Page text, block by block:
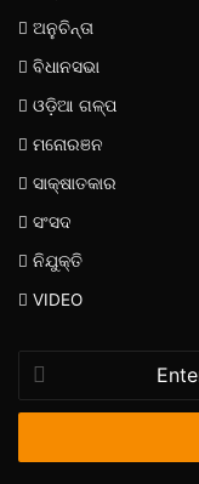
ଅନୁଚିନ୍ତା
ବିଧାନସଭା
ଓଡ଼ିଆ ଗଳ୍ପ
ମନୋରଞନ
ସାକ୍ଷାତକାର
ସଂସଦ
ନିଯୁକ୍ତି
VIDEO
your
Email